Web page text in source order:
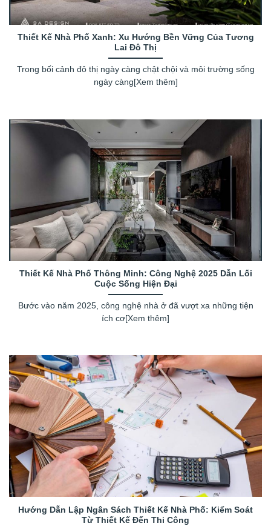
Thiết Kế Nhà Phố Xanh: Xu Hướng Bền Vững Của Tương
Lai Đô Thị
Trong bối cảnh đô thị ngày càng chật chội và môi trường sống
ngày càng[Xem thêm]
Thiết Kế Nhà Phố Thông Minh: Công Nghệ 2025 Dẫn Lối
Cuộc Sống Hiện Đại
Bước vào năm 2025, công nghệ nhà ở đã vượt xa những tiện
ích cơ[Xem thêm]
Hướng Dẫn Lập Ngân Sách Thiết Kế Nhà Phố: Kiểm Soát
Từ Thiết Kế Đến Thi Công